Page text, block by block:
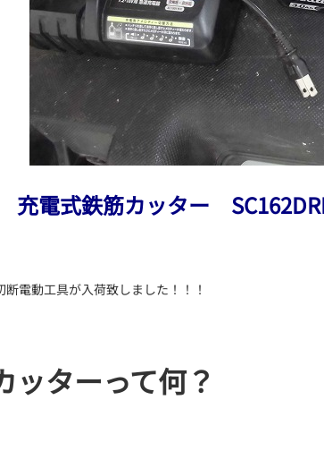
電式鉄筋カッター
断電動工具が入荷致しました！！！
ッターって何？